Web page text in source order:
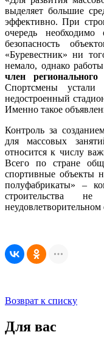
выделяет большие
эффективно. При
очередь
безопасность
«Буревестник» ни
немало, однако
член
Спортсмены
недостроенный
Именно такое
Контроль за
для массовых
относится к числу
Всего по стране
спортивные объекты
полуфабрикаты» –
строительства
неудовлетворительном
Возврат к списку
Для вас